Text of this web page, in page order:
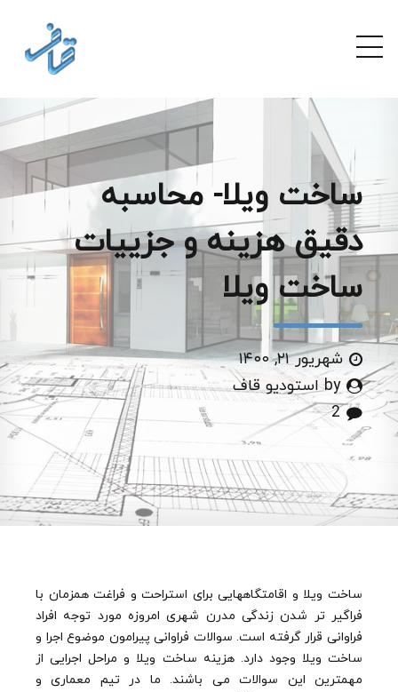
ساخت ویلا- محاسبه
دقیق هزینه و جزییات
ساخت ویلا
شهریور ۲۱, ۱۴۰۰
by استودیو قاف
2
ساخت ویلا و اقامتگاههایی برای استراحت و فراغت همزمان با
فراگیر تر شدن زندگی مدرن شهری امروزه مورد توجه افراد
فراوانی قرار گرفته است. سوالات فراوانی پیرامون موضوع اجرا و
ساخت ویلا وجود دارد. هزینه ساخت ویلا و مراحل اجرایی از
مهمترین این سوالات می باشند. ما در تیم معماری و